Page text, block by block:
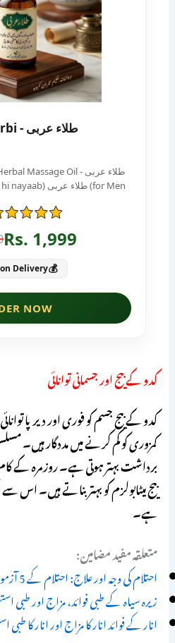
کدو کے بیج اور جسمانی توانائی
کدو کے بیج جسم کو فوری اور دیرپا
کمزوری کو کم کرنے میں مددگار ہیں۔
برداشت بہتر ہوتی ہے۔ روزمرہ کے
بیج میٹابولزم کو بہتر بناتے ہیں۔
ہے۔
متعلقہ مفید مضامین:
احتلام کی وجہ اور علاج: احتلام کے 5 آزمودہ دیسی ٹوٹکے
زیرہ سیاہ کے طبی فوائد، مزاج اور طبی
انار کے فوائد انار کا مزاج اور انار کا طبی